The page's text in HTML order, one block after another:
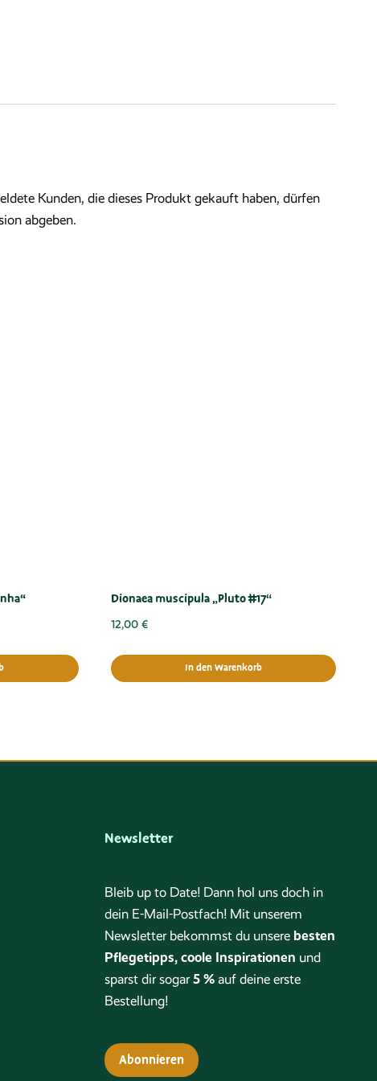
Kunden, die dieses Produkt gekauft haben, dürfen
abgeben.
Dionaea muscipula „Pluto #17“
12,00 €
In den Warenkorb
Newsletter
Bleib up to Date! Dann hol uns doch in
dein E-Mail-Postfach! Mit unserem
Newsletter bekommst du unsere besten
Pflegetipps, coole Inspirationen und
sparst dir sogar5 % auf deine erste
Bestellung!
Abonnieren